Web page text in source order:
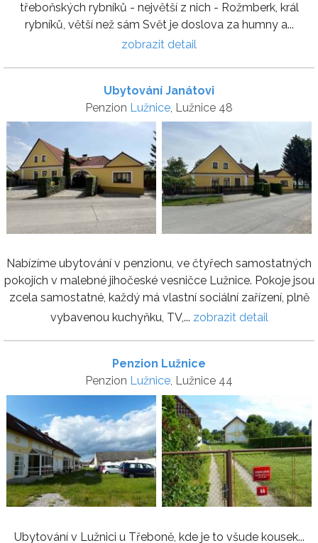
třeboňských rybníků - největší z nich - Rožmberk, král
rybníků, větší než sám Svět je doslova za humny a...
zobrazit detail
Ubytování Janátovi
Penzion Lužnice, Lužnice 48
Nabízíme ubytování v penzionu, ve čtyřech samostatných
pokojích v malebné jihočeské vesničce Lužnice. Pokoje jsou
zcela samostatné, každý má vlastní sociální zařízení, plně
vybavenou kuchyňku, TV,... zobrazit detail
Penzion Lužnice
Penzion Lužnice, Lužnice 44
Ubytování v Lužnici u Třeboně, kde je to všude kousek...